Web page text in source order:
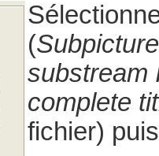
(
substream
complete
fichier)